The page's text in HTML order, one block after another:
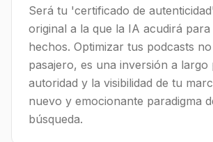
Será tu 'certificado de
original a la que la IA acudirá
hechos. Optimizar tus podcasts
pasajero, es una inversión a largo
autoridad y la visibilidad de tu
nuevo y emocionante paradigma
búsqueda.